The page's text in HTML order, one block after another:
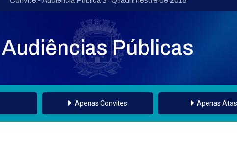
Audiências Públicas
Apenas Convites Apenas Atas